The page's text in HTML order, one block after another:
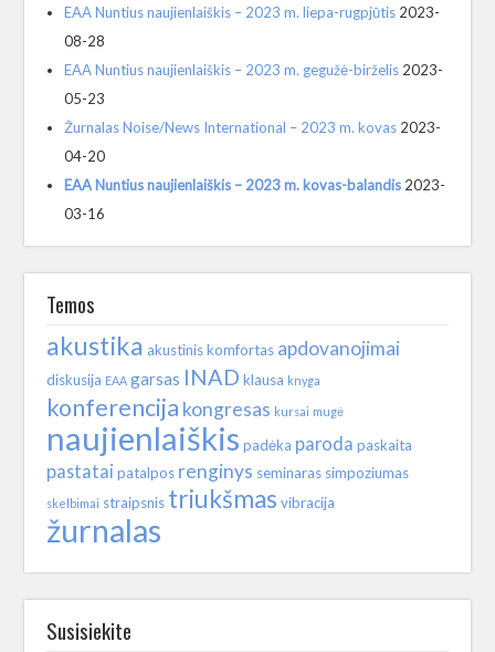
EAA Nuntius naujienlaiškis – 2023 m. liepa-rugpjūtis 2023-
08-28
EAA Nuntius naujienlaiškis – 2023 m. gegužė-birželis 2023-
05-23
Žurnalas Noise/News International – 2023 m. kovas 2023-
04-20
EAA Nuntius naujienlaiškis – 2023 m. kovas-balandis 2023-
03-16
Temos
akustika akustinis komfortas apdovanojimai
diskusija EAA garsas INAD klausa knyga
konferencija kongresas kursai mugė
naujienlaiškis padėka paroda paskaita
pastatai patalpos renginys seminaras simpoziumas
skelbimai straipsnis triukšmas vibracija
žurnalas
Susisiekite